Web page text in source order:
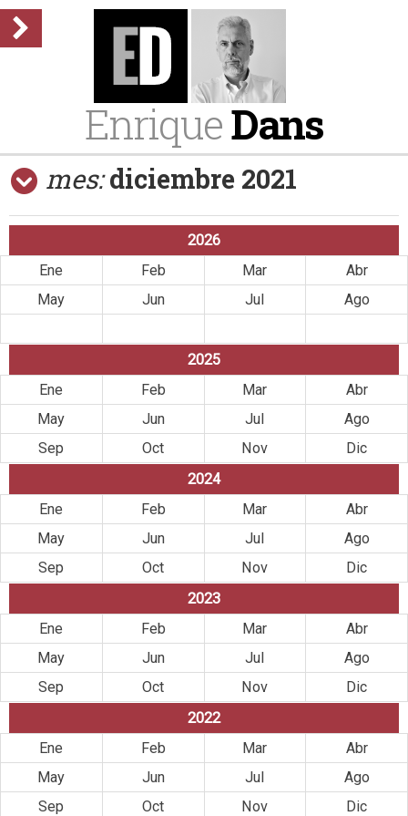
EnriqueDans
mes: diciembre 2021
2026
Ene
Feb Mar
Abr
May
Jun Jul
Ago
2025
Ene
Feb Mar
Abr
May
Jun Jul
Ago
Sep
Oct Nov
Dic
2024
Ene
Feb Mar
Abr
May
Jun Jul
Ago
Sep
Oct Nov
Dic
2023
Ene
Feb Mar
Abr
May
Jun Jul
Ago
Sep
Oct Nov
Dic
2022
Ene
Feb Mar
Abr
May
Jun Jul
Ago
Sep
Oct Nov
Dic